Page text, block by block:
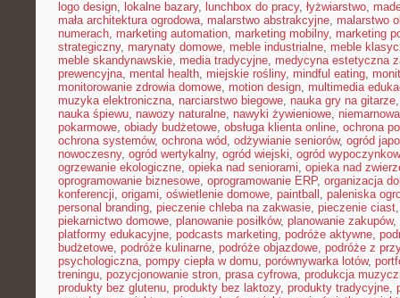
logo design, lokalne bazary, lunchbox do pracy, łyżwiarstwo,
mała architektura ogrodowa, malarstwo abstrakcyjne, malarstwo
numerach, marketing automation, marketing mobilny, marketing
strategiczny, marynaty domowe, meble industrialne, meble
meble skandynawskie, media tradycyjne, medycyna estetyczna
prewencyjna, mental health, miejskie rośliny, mindful eating,
monitorowanie zdrowia domowe, motion design, multimedia
muzyka elektroniczna, narciarstwo biegowe, nauka gry na gitarze
nauka śpiewu, nawozy naturalne, nawyki żywieniowe,
pokarmowe, obiady budżetowe, obsługa klienta online, ochrona
ochrona systemów, ochrona wód, odżywianie seniorów, ogród
nowoczesny, ogród wertykalny, ogród wiejski, ogród
ogrzewanie ekologiczne, opieka nad seniorami, opieka nad
oprogramowanie biznesowe, oprogramowanie ERP, organizacja
konferencji, origami, oświetlenie domowe, paintball , paleniska
personal branding, pieczenie chleba na zakwasie, pieczenie ciast
piekarnictwo domowe, planowanie posiłków, planowanie zakupów,
platformy edukacyjne, podcasts marketing, podróże aktywne,
budżetowe, podróże kulinarne, podróże objazdowe, podróże z
psychologiczna, pompy ciepła w domu, porównywarka lotów,
treningu, pozycjonowanie stron, prasa cyfrowa, produkcja
produkty bez glutenu, produkty bez laktozy, produkty tradycyjne,